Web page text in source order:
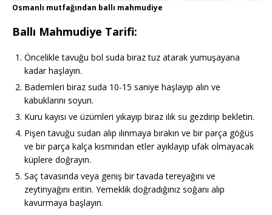
Osmanlı mutfağından ballı mahmudiye
Ballı Mahmudiye Tarifi:
Öncelikle tavuğu bol suda biraz tuz atarak yumuşayana
kadar haşlayın.
Bademleri biraz suda 10-15 saniye haşlayıp alın ve
kabuklarını soyun.
Kuru kayısı ve üzümleri yıkayıp biraz ılık su gezdirip bekletin.
Pişen tavuğu sudan alıp ılınmaya bırakın ve bir parça göğüs
ve bir parça kalça kısmından etler ayıklayıp ufak olmayacak
küplere doğrayın.
Saç tavasında veya geniş bir tavada tereyağını ve
zeytinyağını eritin. Yemeklik doğradığınız soğanı alıp
kavurmaya başlayın.